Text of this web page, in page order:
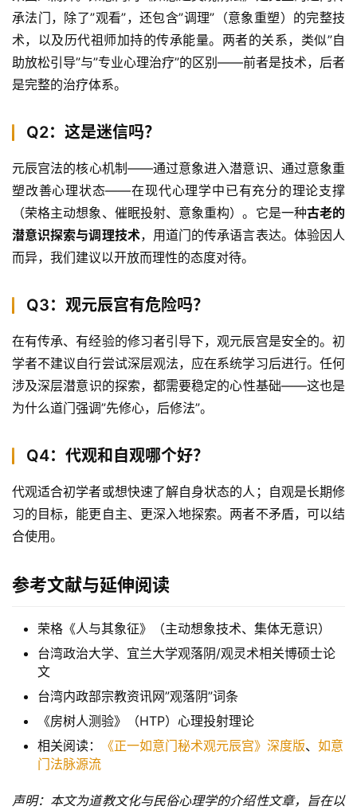
承法门，除了”观看”，还包含”调理”（意象重塑）的完整技
术，以及历代祖师加持的传承能量。两者的关系，类似”自
助放松引导”与”专业心理治疗”的区别——前者是技术，后者
是完整的治疗体系。
Q2：这是迷信吗？
元辰宫法的核心机制——通过意象进入潜意识、通过意象重
塑改善心理状态——在现代心理学中已有充分的理论支撑
（荣格主动想象、催眠投射、意象重构）。它是一种古老的
潜意识探索与调理技术，用道门的传承语言表达。体验因人
而异，我们建议以开放而理性的态度对待。
Q3：观元辰宫有危险吗？
在有传承、有经验的修习者引导下，观元辰宫是安全的。初
学者不建议自行尝试深层观法，应在系统学习后进行。任何
涉及深层潜意识的探索，都需要稳定的心性基础——这也是
为什么道门强调”先修心，后修法”。
Q4：代观和自观哪个好？
代观适合初学者或想快速了解自身状态的人；自观是长期修
习的目标，能更自主、更深入地探索。两者不矛盾，可以结
合使用。
参考文献与延伸阅读
荣格《人与其象征》（主动想象技术、集体无意识）
台湾政治大学、宜兰大学观落阴/观灵术相关博硕士论
文
台湾内政部宗教资讯网”观落阴”词条
《房树人测验》（HTP）心理投射理论
相关阅读：
《正一如意门秘术观元辰宫》深度版、 如意
门法脉源流
声明：本文为道教文化与民俗心理学的介绍性文章，旨在以